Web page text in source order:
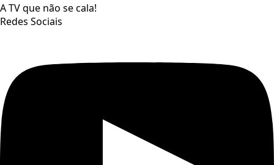
A TV que não se cala!
Redes Sociais